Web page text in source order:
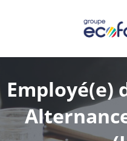
Employé(e)